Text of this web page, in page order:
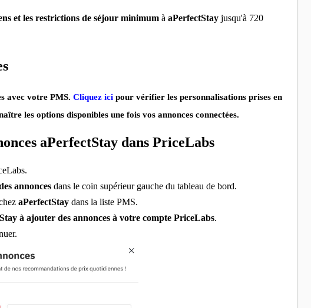
et les restrictions de séjour minimum àaPerfectStayjusqu'à 720
avec votre PMS.Cliquez ici pour vérifier les personnalisations prises en
les options disponibles une fois vos annonces connectées.
aPerfectStay dans PriceLabs
annonces dans le coin supérieur gauche du tableau de bord.
aPerfectStay dans la liste PMS.
à ajouter des annonces à votre compte PriceLabs.